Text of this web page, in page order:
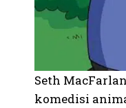
Seth
komedisi